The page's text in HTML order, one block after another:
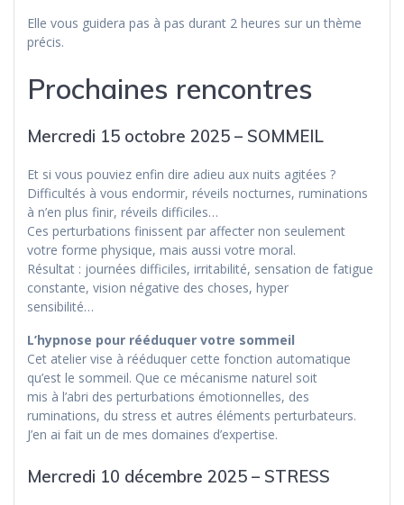
Elle vous guidera pas à pas durant 2 heures sur un thème
précis.
Prochaines rencontres
Mercredi 15 octobre 2025 – SOMMEIL
Et si vous pouviez enfin dire adieu aux nuits agitées ?
Difficultés à vous endormir, réveils nocturnes, ruminations
à n’en plus finir, réveils difficiles…
Ces perturbations finissent par affecter non seulement
votre forme physique, mais aussi votre moral.
Résultat : journées difficiles, irritabilité, sensation de fatigue
constante, vision négative des choses, hyper
sensibilité…
L’hypnose pour rééduquer votre sommeil
Cet atelier vise à rééduquer cette fonction automatique
qu’est le sommeil. Que ce mécanisme naturel soit
mis à l’abri des perturbations émotionnelles, des
ruminations, du stress et autres éléments perturbateurs.
J’en ai fait un de mes domaines d’expertise.
Mercredi 10 décembre 2025 – STRESS